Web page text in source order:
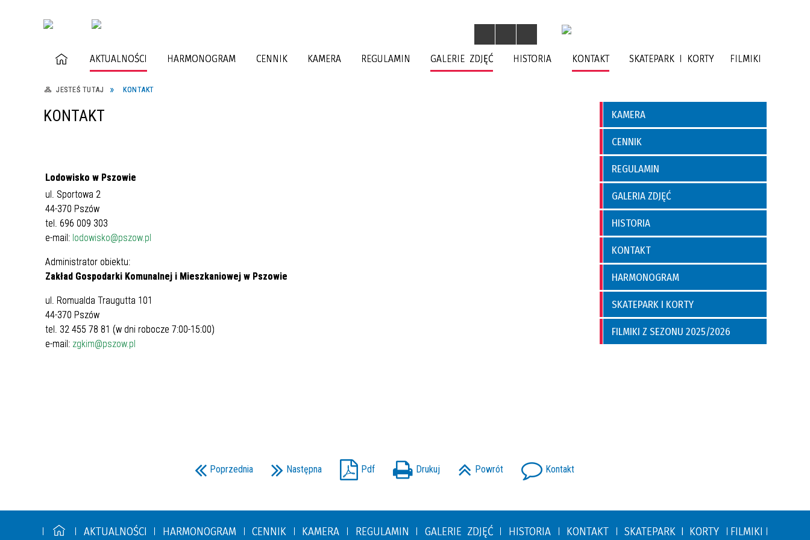
AKTUALNOŚCI HARMONOGRAM CENNIK KAMERA REGULAMIN GALERIE ZDJĘĆ HISTORIA KONTAKT SKATEPARK I KORTY FILMIKI
JESTEŚ TUTAJ KONTAKT
KONTAKT
Lodowisko w Pszowie
ul. Sportowa 2
44-370 Pszów
tel. 696 009 303
e-mail: lodowisko@pszow.pl
Administrator obiektu:
Zakład Gospodarki Komunalnej i Mieszkaniowej w Pszowie
ul. Romualda Traugutta 101
44-370 Pszów
tel. 32 455 78 81 (w dni robocze 7:00-15:00)
e-mail: zgkim@pszow.pl
Poprzednia Następna Pdf Drukuj Powrót Kontakt
KAMERA
CENNIK
REGULAMIN
GALERIA ZDJĘĆ
HISTORIA
KONTAKT
HARMONOGRAM
SKATEPARK I KORTY
FILMIKI Z SEZONU 2025/2026
AKTUALNOŚCI HARMONOGRAM CENNIK KAMERA REGULAMIN GALERIE ZDJĘĆ HISTORIA KONTAKT SKATEPARK I KORTY FILMIKI